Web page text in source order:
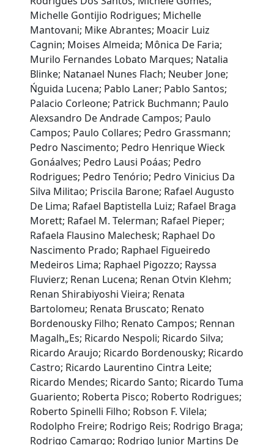
Michelle Gontijio Rodrigues; Michelle
Mantovani; Mike Abrantes; Moacir Luiz
Cagnin; Moises Almeida; Mônica De Faria;
Murilo Fernandes Lobato Marques; Natalia
Blinke; Natanael Nunes Flach; Neuber Jone;
Ńguida Lucena; Pablo Laner; Pablo Santos;
Palacio Corleone; Patrick Buchmann; Paulo
Alexsandro De Andrade Campos; Paulo
Campos; Paulo Collares; Pedro Grassmann;
Pedro Nascimento; Pedro Henrique Wieck
Gonáalves; Pedro Lausi Poáas; Pedro
Rodrigues; Pedro Tenório; Pedro Vinicius Da
Silva Militao; Priscila Barone; Rafael Augusto
De Lima; Rafael Baptistella Luiz; Rafael Braga
Morett; Rafael M. Telerman; Rafael Pieper;
Rafaela Flausino Malechesk; Raphael Do
Nascimento Prado; Raphael Figueiredo
Medeiros Lima; Raphael Pigozzo; Rayssa
Fluvierz; Renan Lucena; Renan Otvin Klehm;
Renan Shirabiyoshi Vieira; Renata
Bartolomeu; Renata Bruscato; Renato
Bordenousky Filho; Renato Campos; Rennan
Magalh„Es; Ricardo Nespoli; Ricardo Silva;
Ricardo Araujo; Ricardo Bordenousky; Ricardo
Castro; Ricardo Laurentino Cintra Leite;
Ricardo Mendes; Ricardo Santo; Ricardo Tuma
Guariento; Roberta Pisco; Roberto Rodrigues;
Roberto Spinelli Filho; Robson F. Vilela;
Rodolpho Freire; Rodrigo Reis; Rodrigo Braga;
Rodrigo Camargo; Rodrigo Junior Martins De